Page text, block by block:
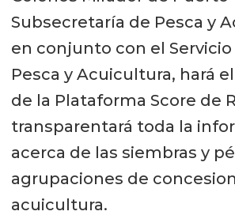
Subsecretaría de Pesca y
en conjunto con el
Pesca y Acuicultura, hará
de la Plataforma Score de
transparentará toda la
acerca de las siembras y
agrupaciones de
acuicultura.